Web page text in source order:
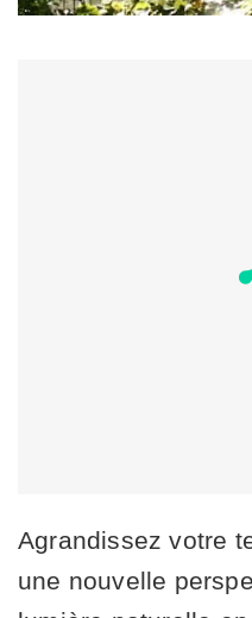
Agrandissez votre
une nouvelle